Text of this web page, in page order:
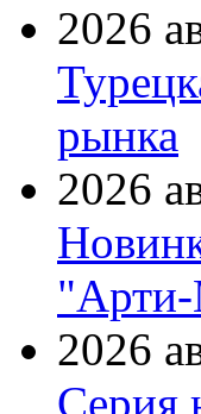
2026
рынка
2026
2026
Серия